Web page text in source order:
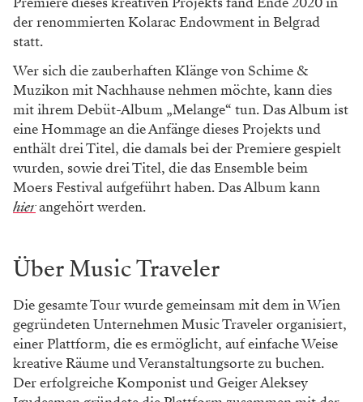
Milos Jovanovic, Leiter des Muzikon Orchesters,
ergänzt: „Die Zusammenarbeit von Schime & Muzikon
ist eine außergewöhnliche Erfahrung, die den
Musikern aus verschiedenen Kulturen hilft, einander
besser zu verstehen. Das Ergebnis ist ein authentisches,
künstlerisches und spannendes Konzertprojekt, bei
dem alle Mitwirkenden das Beste aus ihren eigenen
Welten und Erfahrungen eingebracht haben. Dieses
Projekt stellt die Geschichte dieser kreativen Reise
dar.“ Mit dem nordmazedonischen Arrangeur Vladimir
Nikolov und Arrangeurin und Komponistin Ana
ein unvergessliches Erlebnis für Musikliebhaber und
Über Schime & Muzikon
Schime & Muzikon ist ein Projekt mit Originalmusik